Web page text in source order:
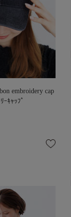
embroidery cap
ｰｷｬｯﾌﾟ